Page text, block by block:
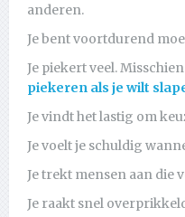
anderen.
Je bent voortdurend
Je piekert veel.
piekeren als je wilt
Je vindt het lastig om
Je voelt je schuldig
Je trekt mensen aan die
Je raakt snel